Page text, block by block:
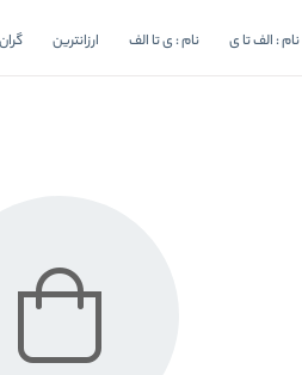
نام : الف تا ی نام : ی تا الف ارزانترین